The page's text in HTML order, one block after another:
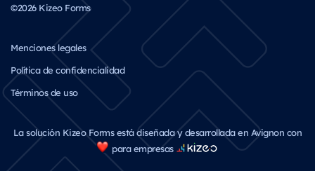
©2026 Kizeo Forms
La solución Kizeo Forms está diseñada y desarrollada en Avignon con
para empresas
Menciones legales
Política de confidencialidad
Términos de uso